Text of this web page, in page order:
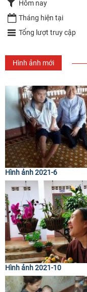
Hôm nay
Tháng hiện tại
Tổng lượt truy cập
Hình ảnh mới
Hình ảnh 2021-6
Hình ảnh 2021-10